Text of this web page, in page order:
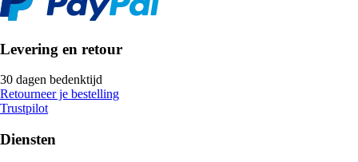
Levering en retour
30 dagen bedenktijd
Retourneer je bestelling
Trustpilot
Diensten